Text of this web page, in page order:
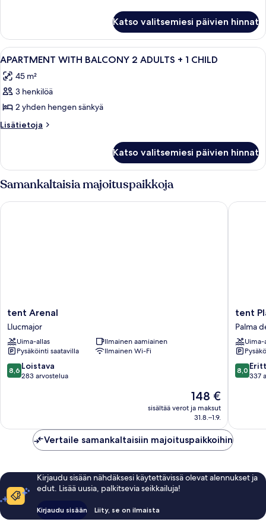
kuvat
BALCONY
ADULT
Katso valitsemiesi päivien hinnat
Avaa
kaikki
huonetyypin
APARTMENT
WITH
BALCONY
+
CHILD
kuvat
5
APARTMENT WITH BALCONY 2 ADULTS + 1 CHILD
45 m²
3 henkilöä
2 yhden hengen sänkyä
Lisätietoja
Lisätietoja
BALCONY
2
ADULTS
1
Katso valitsemiesi päivien hinnat
Samankaltaisia majoituspaikkoja
tent
Arenal
Llucmajor
tent Arenal
Llucmajor
Uima-allas
Ilmainen aamiainen
Pysäköinti saatavilla
Ilmainen Wi-Fi
8.6
kautta
8,6 Loistava
283 arvostelua
Hinta
on
148 €
148 €
sisältää verot ja maksut
31.8.–1.9.
tent Arenal
tent
Playa
de
Palma
Palma
de
Mallorca
tent
Palma
Uima-
8.0
kautta
8,0
337
tent
Vertaile samankaltaisiin majoituspaikkoihin
Kirjaudu sisään nähdäksesi käytettävissä olevat alennukset ja
edut. Lisää uusia, palkitsevia seikkailuja!
Kirjaudu sisään Liity, se on ilmaista